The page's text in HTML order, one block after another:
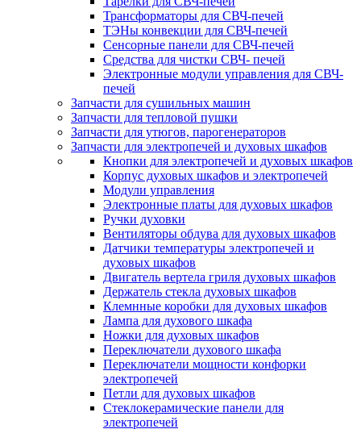
Трансформаторы для СВЧ-печей
ТЭНы конвекции для СВЧ-печей
Сенсорные панели для СВЧ-печей
Средства для чистки СВЧ- печей
Электронные модули управления для СВЧ-
печей
Запчасти для сушильных машин
Запчасти для тепловой пушки
Запчасти для утюгов, парогенераторов
Запчасти для электропечей и духовых шкафов
Кнопки для электропечей и духовых шкафов
Корпус духовых шкафов и электропечей
Модули управления
Электронные платы для духовых шкафов
Ручки духовки
Вентиляторы обдува для духовых шкафов
Датчики температуры электропечей и
духовых шкафов
Двигатель вертела гриля духовых шкафов
Держатель стекла духовых шкафов
Клемнные коробки для духовых шкафов
Лампа для духового шкафа
Ножки для духовых шкафов
Переключатели духового шкафа
Переключатели мощности конфорки
электропечей
Петли для духовых шкафов
Стеклокерамические панели для
электропечей